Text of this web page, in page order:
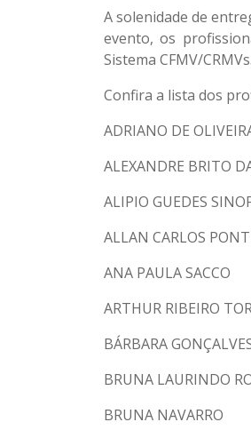
A solenidade de
evento, os
Sistema CFMV/CRMVs.
Confira a lista dos
ADRIANO DE
ALEXANDRE BRITO
ALIPIO GUEDES
ALLAN CARLOS
ANA PAULA SACCO
ARTHUR RIBEIRO
BÁRBARA
BRUNA LAURINDO
BRUNA NAVARRO